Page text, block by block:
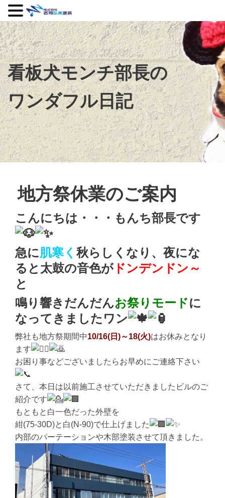
看板犬モンチ部長の
ワンダフル日記
地方祭休業のご案内
こんにちは・・・もんち部長です
急に肌寒く 秋らしくなり、夜にな
ると太鼓の音色がドンデンドン～
と
鳴り響きだんだんお祭りモードに
なってきましたワン
弊社も地方祭期間中10/16(日)～18(火)はお休みとなり
ます
お困り事などございましたらお早めにご連絡下さい
さて、本日は以前施工させていただきましたビルのご
紹介です
もともと白一色だった外壁を
紺(75-30D)と白(N-90)で仕上げました
内部のパーテーションや木部塗装させて頂きました。